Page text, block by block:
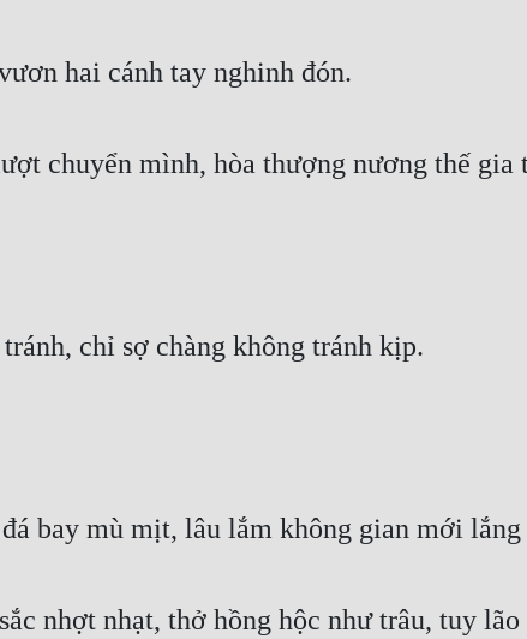
hai cánh tay nghinh đón.
chuyển mình, hòa thượng nương thế gia
chỉ sợ chàng không tránh kịp.
bay mù mịt, lâu lắm không gian mới
nhợt nhạt, thở hồng hộc như trâu, tuy